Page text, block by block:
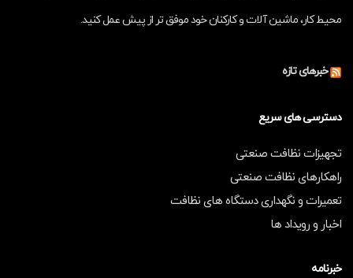
محیط کار، ماشین آلات و کارکنان خود موفق تر از پیش عمل کنید.
خبرهای تازه
دسترسی های سریع
تجهیزات نظافت صنعتی
راهکارهای نظافت صنعتی
تعمیرات و نگهداری دستگاه های نظافت
اخبار و رویداد ها
خبرنامه